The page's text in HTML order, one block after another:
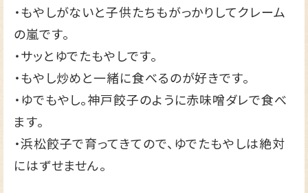
・もやしがないと子供たちもがっかりしてクレーム
の嵐です。
・サッとゆでたもやしです。
・もやし炒めと一緒に食べるのが好きです。
・ゆでもやし。神戸餃子のように赤味噌ダレで食べ
ます。
・浜松餃子で育ってきてので、ゆでたもやしは絶対
にはずせません。